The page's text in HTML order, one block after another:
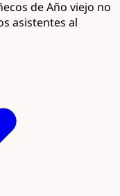
de Año viejo no
asistentes al